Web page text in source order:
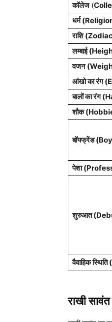
कॉलेज(
धर्म
राशि
लम्बाई
वजन
आंखो का रंग
बालों का रंग
शौक
बॉयफ्रेंड
पेशा
शुरुआत
वैवाहिक
राखी